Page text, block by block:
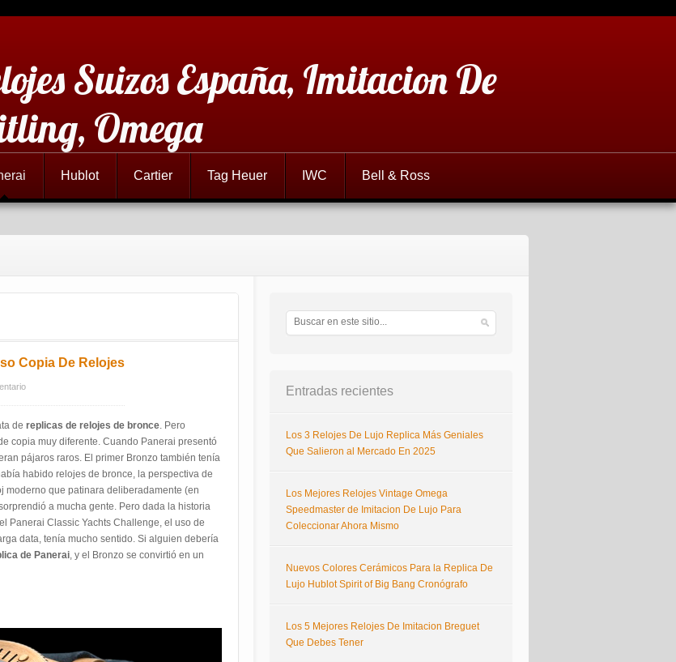
Suizos España, Imitacion De
Omega
Hublot Cartier Tag Heuer IWC Bell & Ross
Copia De Relojes
de replicas de relojes de bronce. Pero
copia muy diferente. Cuando Panerai presentó
pájaros raros. El primer Bronzo también tenía
habido relojes de bronce, la perspectiva de
moderno que patinara deliberadamente (en
a mucha gente. Pero dada la historia
Panerai Classic Yachts Challenge, el uso de
data, tenía mucho sentido. Si alguien debería
de Panerai, y el Bronzo se convirtió en un
Entradas recientes
Los 3 Relojes De Lujo Replica Más Geniales
Que Salieron al Mercado En 2025
Los Mejores Relojes Vintage Omega
Speedmaster de Imitacion De Lujo Para
Coleccionar Ahora Mismo
Nuevos Colores Cerámicos Para la Replica De
Lujo Hublot Spirit of Big Bang Cronógrafo
Los 5 Mejores Relojes De Imitacion Breguet
Que Debes Tener